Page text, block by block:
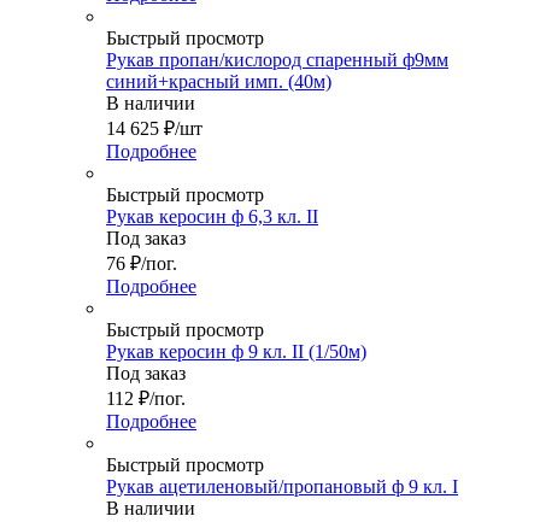
Быстрый просмотр
Рукав пропан/кислород спаренный ф9мм
синий+красный имп. (40м)
В наличии
14 625 ₽/шт
Подробнее
Быстрый просмотр
Рукав керосин ф 6,3 кл. II
Под заказ
76 ₽/пог.
Подробнее
Быстрый просмотр
Рукав керосин ф 9 кл. II (1/50м)
Под заказ
112 ₽/пог.
Подробнее
Быстрый просмотр
Рукав ацетиленовый/пропановый ф 9 кл. I
В наличии